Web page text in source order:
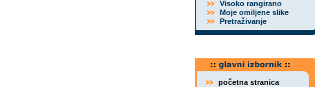
Visoko rangirano
Moje omiljene slike
Pretraživanje
početna stranica